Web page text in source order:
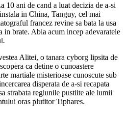
10 ani de cand a luat decizia de a-si
in China, Tanguy, cel mai
francez revine sa bata la usa
brate. Abia acum incep adevaratele
Alitei, o tanara cyborg lipsita de
ca detine o cunoastere
martiale misterioase cunoscute sub
disperata de a-si recapata
strabata regiunile pustiite ale lumii
oras plutitor Tiphares.